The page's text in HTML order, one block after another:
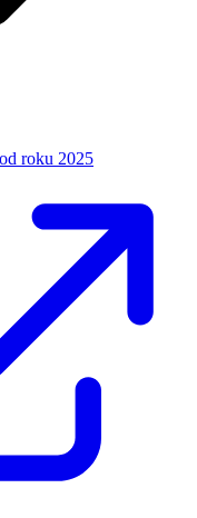
roku 2025